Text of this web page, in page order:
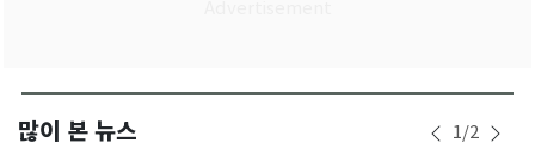
많이 본 뉴스 1/2